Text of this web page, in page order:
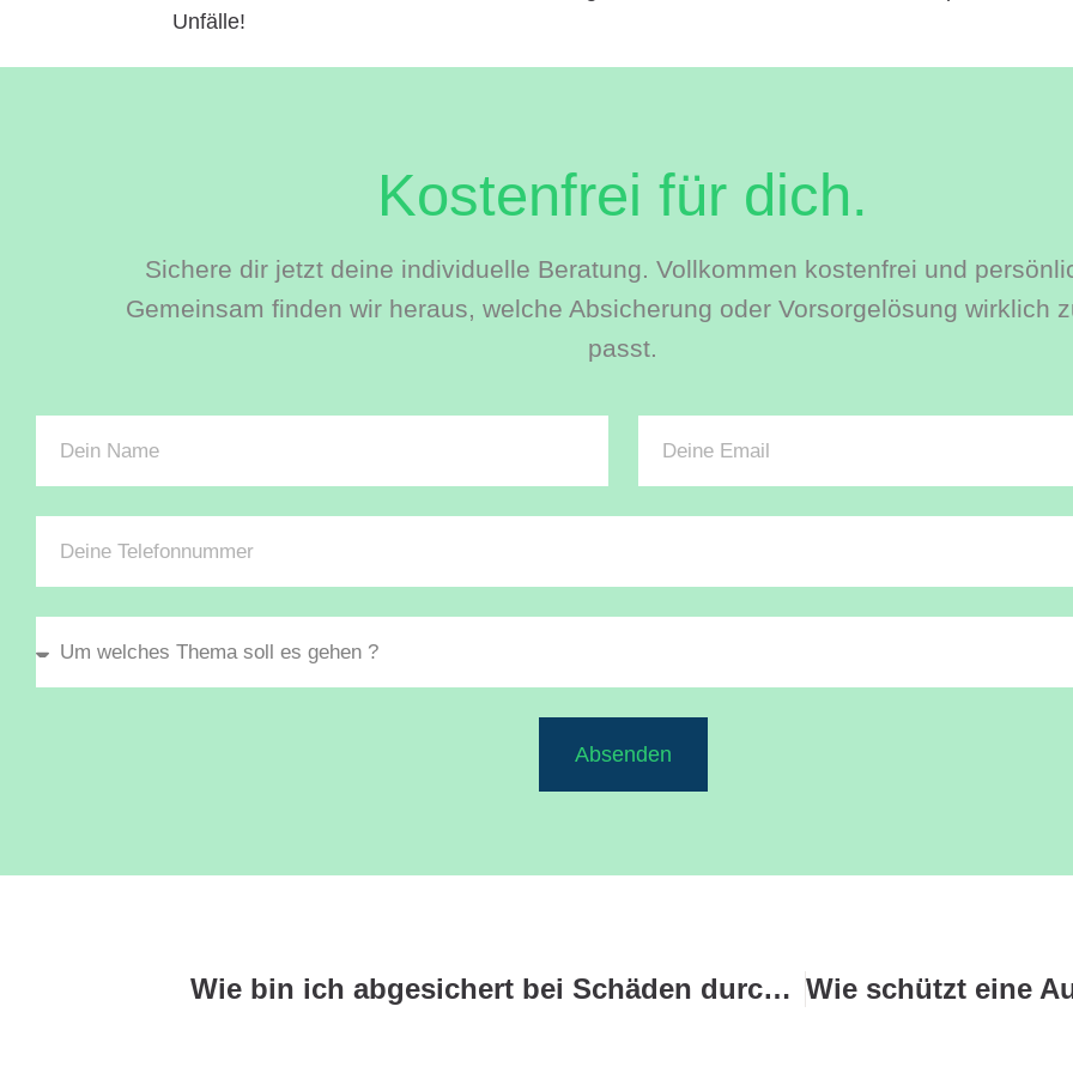
Unfälle!
Kostenfrei für dich.
Sichere dir jetzt deine individuelle Beratung. Vollkommen kostenfrei und
Gemeinsam finden wir heraus, welche Absicherung oder Vorsorgelösung wirklich
passt.
Absenden
Wie bin ich abgesichert bei Schäden durch Fahrräder im Hausflur?